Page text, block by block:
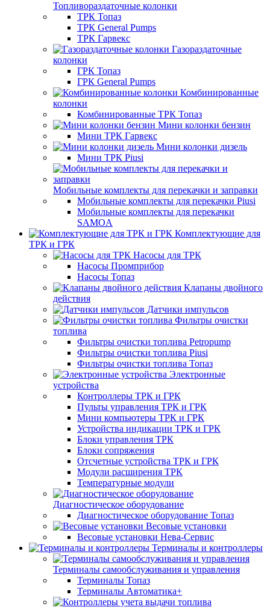
Топливораздаточные колонки
ТРК Топаз
ТРК General Pumps
ТРК Гарвекс
Газораздаточные
колонки
ГРК Топаз
ГРК General Pumps
Комбинированные
колонки
Комбинированные ТРК Топаз
Мини колонки бензин
Мини ТРК Гарвекс
Мини колонки дизель
Мини ТРК Piusi
Мобильные комплекты для перекачки и заправки
Мобильные комплекты для перекачки Piusi
Мобильные комплекты для перекачки
SAMOA
Комплектующие для
ТРК и ГРК
Насосы для ТРК
Насосы Промприбор
Насосы Топаз
Клапаны двойного
действия
Датчики импульсов
Фильтры очистки
топлива
Фильтры очистки топлива Petropump
Фильтры очистки топлива Piusi
Фильтры очистки топлива Топаз
Электронные
устройства
Контроллеры ТРК и ГРК
Пульты управления ТРК и ГРК
Мини компьютеры ТРК и ГРК
Устройства индикации ТРК и ГРК
Блоки управления ТРК
Блоки сопряжения
Отсчетные устройства ТРК и ГРК
Модули расширения ТРК
Температурные модули
Диагностическое оборудование
Диагностическое оборудование Топаз
Весовые установки
Весовые установки Нева-Сервис
Терминалы и контроллеры
Терминалы самообслуживания и управления
Терминалы Топаз
Терминалы Автоматика+